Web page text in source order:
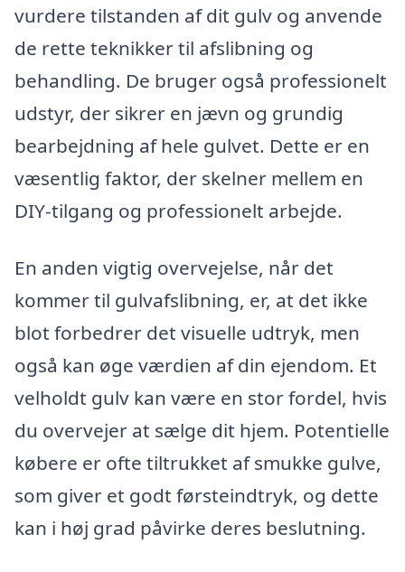
vurdere tilstanden af dit gulv og anvende
de rette teknikker til afslibning og
behandling. De bruger også professionelt
udstyr, der sikrer en jævn og grundig
bearbejdning af hele gulvet. Dette er en
væsentlig faktor, der skelner mellem en
DIY-tilgang og professionelt arbejde.
En anden vigtig overvejelse, når det
kommer til gulvafslibning, er, at det ikke
blot forbedrer det visuelle udtryk, men
også kan øge værdien af din ejendom. Et
velholdt gulv kan være en stor fordel, hvis
du overvejer at sælge dit hjem. Potentielle
købere er ofte tiltrukket af smukke gulve,
som giver et godt førsteindtryk, og dette
kan i høj grad påvirke deres beslutning.